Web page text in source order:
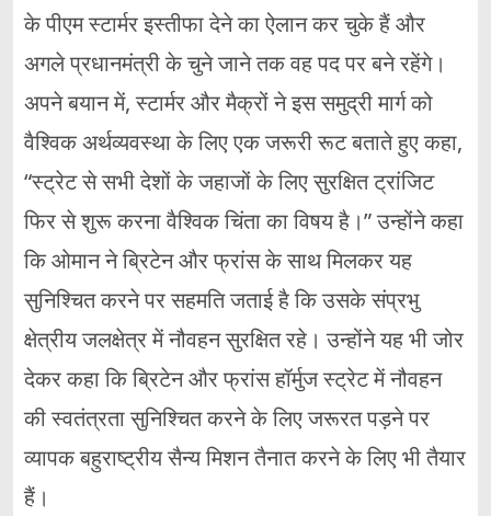
के पीएम स्टार्मर इस्तीफा देने का ऐलान कर चुके हैं और
अगले प्रधानमंत्री के चुने जाने तक वह पद पर बने रहेंगे।
अपने बयान में, स्टार्मर और मैक्रों ने इस समुद्री मार्ग को
वैश्विक अर्थव्यवस्था के लिए एक जरूरी रूट बताते हुए कहा,
“स्ट्रेट से सभी देशों के जहाजों के लिए सुरक्षित ट्रांजिट
फिर से शुरू करना वैश्विक चिंता का विषय है।” उन्होंने कहा
कि ओमान ने ब्रिटेन और फ्रांस के साथ मिलकर यह
सुनिश्चित करने पर सहमति जताई है कि उसके संप्रभु
क्षेत्रीय जलक्षेत्र में नौवहन सुरक्षित रहे। उन्होंने यह भी जोर
देकर कहा कि ब्रिटेन और फ्रांस हॉर्मुज स्ट्रेट में नौवहन
की स्वतंत्रता सुनिश्चित करने के लिए जरूरत पड़ने पर
व्यापक बहुराष्ट्रीय सैन्य मिशन तैनात करने के लिए भी तैयार
हैं।